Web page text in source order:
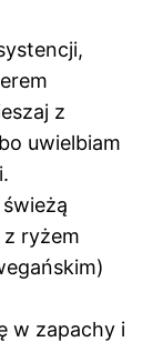
z
uwielbiam
z ryżem
w zapachy i